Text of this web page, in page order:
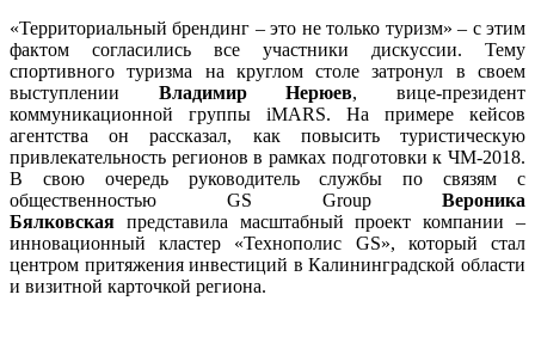
«Территориальный брендинг – это не только туризм» – с этим
фактом согласились все участники дискуссии. Тему
спортивного туризма на круглом столе затронул в своем
выступлении Владимир Нерюев, вице-президент
коммуникационной группы iMARS. На примере кейсов
агентства он рассказал, как повысить туристическую
привлекательность регионов в рамках подготовки к ЧМ-2018.
В свою очередь руководитель службы по связям с
общественностью GS Group Вероника
Бялковская представила масштабный проект компании –
инновационный кластер «Технополис GS», который стал
центром притяжения инвестиций в Калининградской области
и визитной карточкой региона.